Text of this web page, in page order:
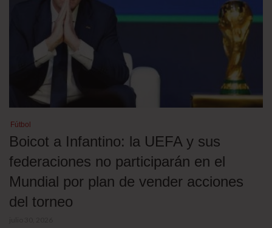
Fútbol
Boicot a Infantino: la UEFA y sus
federaciones no participarán en el
Mundial por plan de vender acciones
del torneo